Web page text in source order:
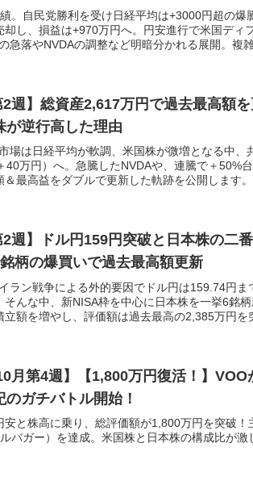
。自民党勝利を受け日経平均は+3000円超の爆
し、損益は+970万円へ。円安進行で米国ディ
急落やNVDAの調整など明暗分かれる展開。複雑
2週】総資産2,617万円で過去最高額
が逆行高した理由
場は日経平均が軟調、米国株が微増となる中、
40万円）へ。急騰したNVDAや、連騰で＋50%
最高益をダブルで更新した軌跡を公開します。
2週】ドル円159円突破と日本株の二
柄の爆買いで過去最高額更新
ラン戦争による外的要因でドル円は159.74円ま
んな中、新NISA枠を中心に日本株を一挙6銘
額を増やし、評価額は過去最高の2,385万円を
月第4週】【1,800万円復活！】
ガチバトル開始！
と株高に乗り、総評価額が1,800万円を突破！
バガー）を達成。米国株と日本株の構成比が激